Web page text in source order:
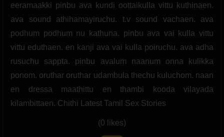
eeramaakki pinbu ava kundi oottaikulla vittu kuthinaen.
ava sound athihamayiruchu. t.v sound vachaen. ava
podhum podhum nu kathuna. pinbu ava vai kulla vittu
vittu eduthaen. en kanji ava vai kulla poiruchu. ava adha
rusuchu sappta. pinbu avalum naanum onna kulikka
ponom. oruthar oruthar udambula thechu kuluchom. naan
en dressa maathittu en thambi kooda vilayada
kilambittaen. Chithi Latest Tamil Sex Stories
(0 likes)